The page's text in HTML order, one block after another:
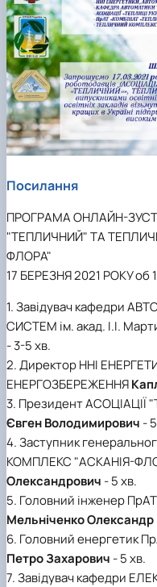
програм
техн…
Вступ
АПК
Посилання
ПРОГРАМА ОНЛАЙН-
"ТЕПЛИЧНИЙ" ТА
ФЛОРА"
17 БЕРЕЗНЯ 2021 РОКУ об
1. Завідувач кафедри
СИСТЕМ ім. акад. І.І.
- 3-5 хв.
2. Директор ННІ
ЕНЕРГОЗБЕРЕЖЕННЯ
3. Президент АСОЦІАЦІЇ
Євген Володимирович -
4. Заступник
КОМПЛЕКС "АСКАНІЯ-
Олександрович - 5 хв.
5. Головний інженер
Мельніченко
6. Головний енергетик
Петро Захарович - 5 хв.
7. Завідувач кафедри